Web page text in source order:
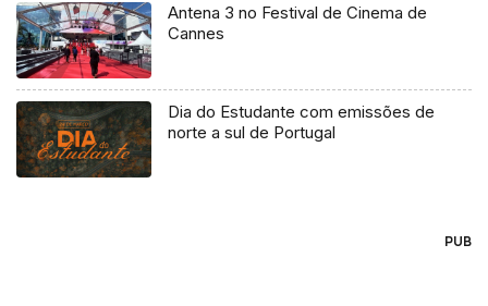
Antena 3 no Festival de Cinema de
Cannes
Dia do Estudante com emissões de
norte a sul de Portugal
PUB